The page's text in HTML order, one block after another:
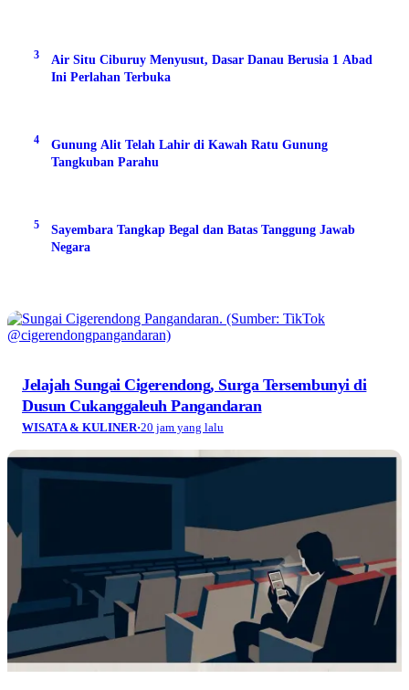
3
Air Situ Ciburuy Menyusut, Dasar Danau Berusia 1 Abad
Ini Perlahan Terbuka
4
Gunung Alit Telah Lahir di Kawah Ratu Gunung
Tangkuban Parahu
5
Sayembara Tangkap Begal dan Batas Tanggung Jawab
Negara
Jelajah Sungai Cigerendong, Surga Tersembunyi di
Dusun Cukanggaleuh Pangandaran
WISATA & KULINER·20 jam yang lalu